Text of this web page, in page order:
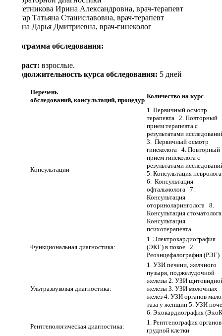
Решетникова Ирина Александровна, врач-терапевт
Самар Татьяна Станиславовна, врач-терапевт
Ухина Дарья Дмитриевна, врач-гинеколог
Программа обследования:
Возраст: взрослые.
Продолжительность курса обследования: 5 дней
Перечень
обследований, консультаций, процедур
Количество на курс
Консультации
1. Первичный осмотр
терапевта 2. Повторный
прием терапевта с
результатами
3. Первичный осмотр
гинеколога 4. Повторный
прием гинеколога с
результатами
5. Консультация
6. Консультация
офтальмолога 7.
Консультация
оториноларинголога 8.
Консультация
Консультация
психотерапевта
Функциональная диагностика:
1. Электрокардиография
(ЭКГ) в покое 2.
Реоэнцефалография (РЭГ)
Ультразвуковая диагностика:
1. УЗИ печени, желчного
пузыря, поджелудочной
железы 2. УЗИ
железы 3. УЗИ молочных
желез 4. УЗИ органов
таза у женщин 5. УЗИ
6. Эхокардиография
Рентгенологическая диагностика:
1. Рентгенография органов
грудной клетки